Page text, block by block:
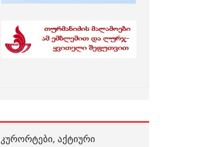
ᲙᲣᲠᲝᲠᲢᲔᲑᲘ, ᲐᲥᲢᲘᲣᲠᲘ